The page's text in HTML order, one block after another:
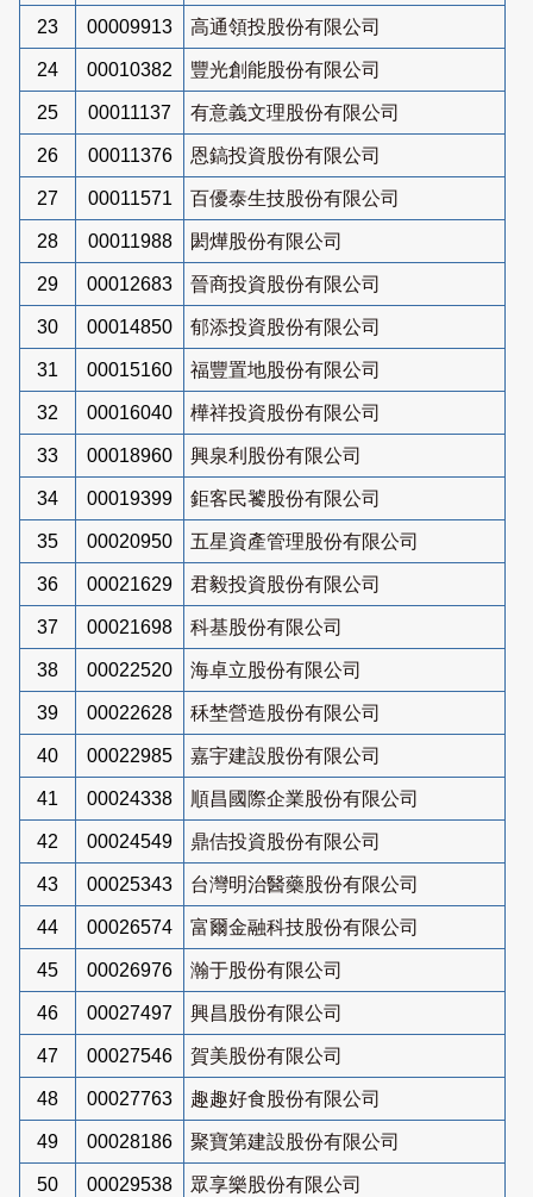
23 00009913 高通領投股份有限公司
24 00010382 豐光創能股份有限公司
25 00011137 有意義文理股份有限公司
26 00011376 恩鎬投資股份有限公司
27 00011571 百優泰生技股份有限公司
28 00011988 閎燁股份有限公司
29 00012683 晉商投資股份有限公司
30 00014850 郁添投資股份有限公司
31 00015160 福豐置地股份有限公司
32 00016040 樺祥投資股份有限公司
33 00018960 興泉利股份有限公司
34 00019399 鉅客民饕股份有限公司
35 00020950 五星資產管理股份有限公司
36 00021629 君毅投資股份有限公司
37 00021698 科基股份有限公司
38 00022520 海卓立股份有限公司
39 00022628 秝埜營造股份有限公司
40 00022985 嘉宇建設股份有限公司
41 00024338 順昌國際企業股份有限公司
42 00024549 鼎佶投資股份有限公司
43 00025343 台灣明治醫藥股份有限公司
44 00026574 富爾金融科技股份有限公司
45 00026976 瀚于股份有限公司
46 00027497 興昌股份有限公司
47 00027546 賀美股份有限公司
48 00027763 趣趣好食股份有限公司
49 00028186 聚寶第建設股份有限公司
50 00029538
眾享樂股份有限公司